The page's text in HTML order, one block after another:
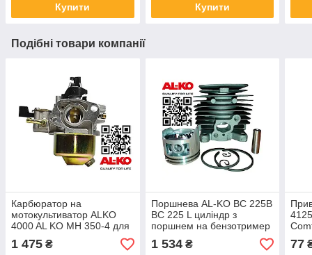
Купити Купити
Подібні товари компанії
Карбюратор на
мотокультиватор ALKO
4000 AL KO MH 350-4 для
газонокосарки Енхель/
Алко/Експерт
1 475 ₴
Поршнева AL-KO BC 225B
BC 225 L циліндр з
поршнем на бензотример
BC 300 ЦПГ АЛКО 414952
113252
1 534₴
II/
77